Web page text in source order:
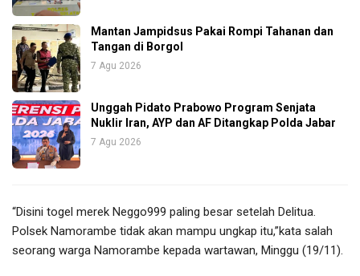
Mantan Jampidsus Pakai Rompi Tahanan dan
Tangan di Borgol
7 Agu 2026
Unggah Pidato Prabowo Program Senjata
Nuklir Iran, AYP dan AF Ditangkap Polda Jabar
7 Agu 2026
“Disini togel merek Neggo999 paling besar setelah Delitua.
Polsek Namorambe tidak akan mampu ungkap itu,”kata salah
seorang warga Namorambe kepada wartawan, Minggu (19/11).